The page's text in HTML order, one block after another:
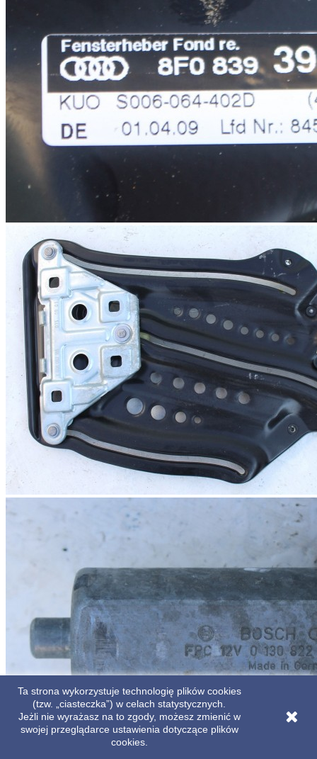
Ta strona wykorzystuje technologię plików cookies
(tzw. „ciasteczka”) w celach statystycznych.
Jeżli nie wyrażasz na to zgody, możesz zmienić w
swojej przeglądarce ustawienia dotyczące plików
cookies.